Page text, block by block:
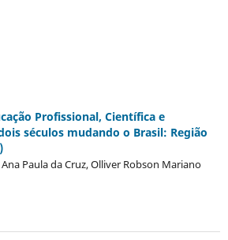
Profissional, Científica e
séculos mudando o Brasil: Região
Paula da Cruz, Olliver Robson Mariano